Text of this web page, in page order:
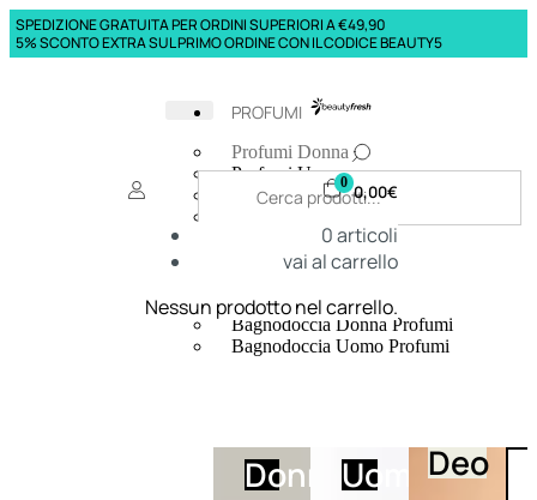
SPEDIZIONE GRATUITA PER ORDINI SUPERIORI A €49,90
5% SCONTO EXTRA SUL PRIMO ORDINE CON IL CODICE BEAUTY5
PROFUMI
Profumi Donna
Profumi Uomo
Deodoranti Donna
Corpo Donna
Corpo Uomo
Creme Mani
Bagnodoccia Donna Profumi
Bagnodoccia Uomo Profumi
DonnaUomoDeo
0 0,00€
0articoli
vai al carrello
Nessun prodotto nel carrello.